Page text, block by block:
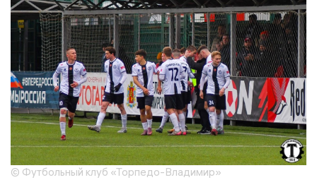
© Футбольный клуб «Торпедо-Владимир»